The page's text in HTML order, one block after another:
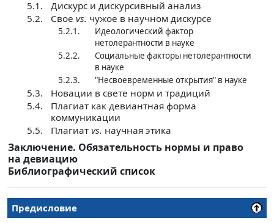
5.1.
Дискурс и дискурсивный анализ
5.2.
Свое vs. чужое в научном дискурсе
5.2.1.
Идеологический фактор
нетолерантности в науке
5.2.2.
Социальные факторы нетолерантности
в науке
5.2.3.
"Несвоевременные открытия" в науке
5.3.
Новации в свете норм и традиций
5.4.
Плагиат как девиантная форма
коммуникации
5.5.
Плагиат vs. научная этика
Заключение. Обязательность нормы и право
на девиацию
Библиографический список
Предисловие